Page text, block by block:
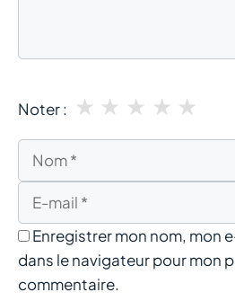
Noter : ★
★
★
★
★
Nom
Enregistrer mon nom, mon
dans le navigateur pour mon
commentaire.